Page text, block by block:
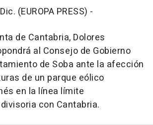
(EUROPA PRESS) -
de Cantabria, Dolores
al Consejo de Gobierno
de Soba ante la afección
de un parque eólico
en la línea límite
con Cantabria.